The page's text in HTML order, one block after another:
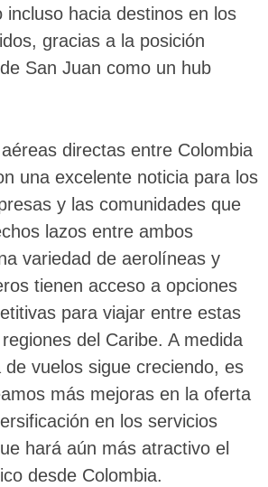
incluso hacia destinos en los
gracias a la posición
San Juan como un hub
directas entre Colombia
una excelente noticia para los
y las comunidades que
lazos entre ambos
variedad de aerolíneas y
tienen acceso a opciones
para viajar entre estas
del Caribe. A medida
vuelos sigue creciendo, es
más mejoras en la oferta
en los servicios
hará aún más atractivo el
desde Colombia.